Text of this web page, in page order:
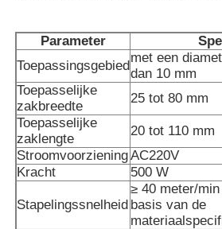
Huis
Producten
Video's
Parameter
Toepassingsgebied
met een
dan 10 mm
Toepasselijke
zakbreedte
25 tot 80 mm
Toepasselijke
zaklengte
20 tot 110 mm
StroomvoorzieningAC220V
Kracht
500 W
Stapelingssnelheid
≥ 40 meter/
basis van de